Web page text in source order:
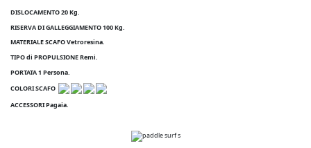
DISLOCAMENTO 20 Kg.
RISERVA DI GALLEGGIAMENTO 100 Kg.
MATERIALE SCAFO Vetroresina.
TIPO di PROPULSIONE Remi.
PORTATA 1 Persona.
COLORI SCAFO
ACCESSORI Pagaia.